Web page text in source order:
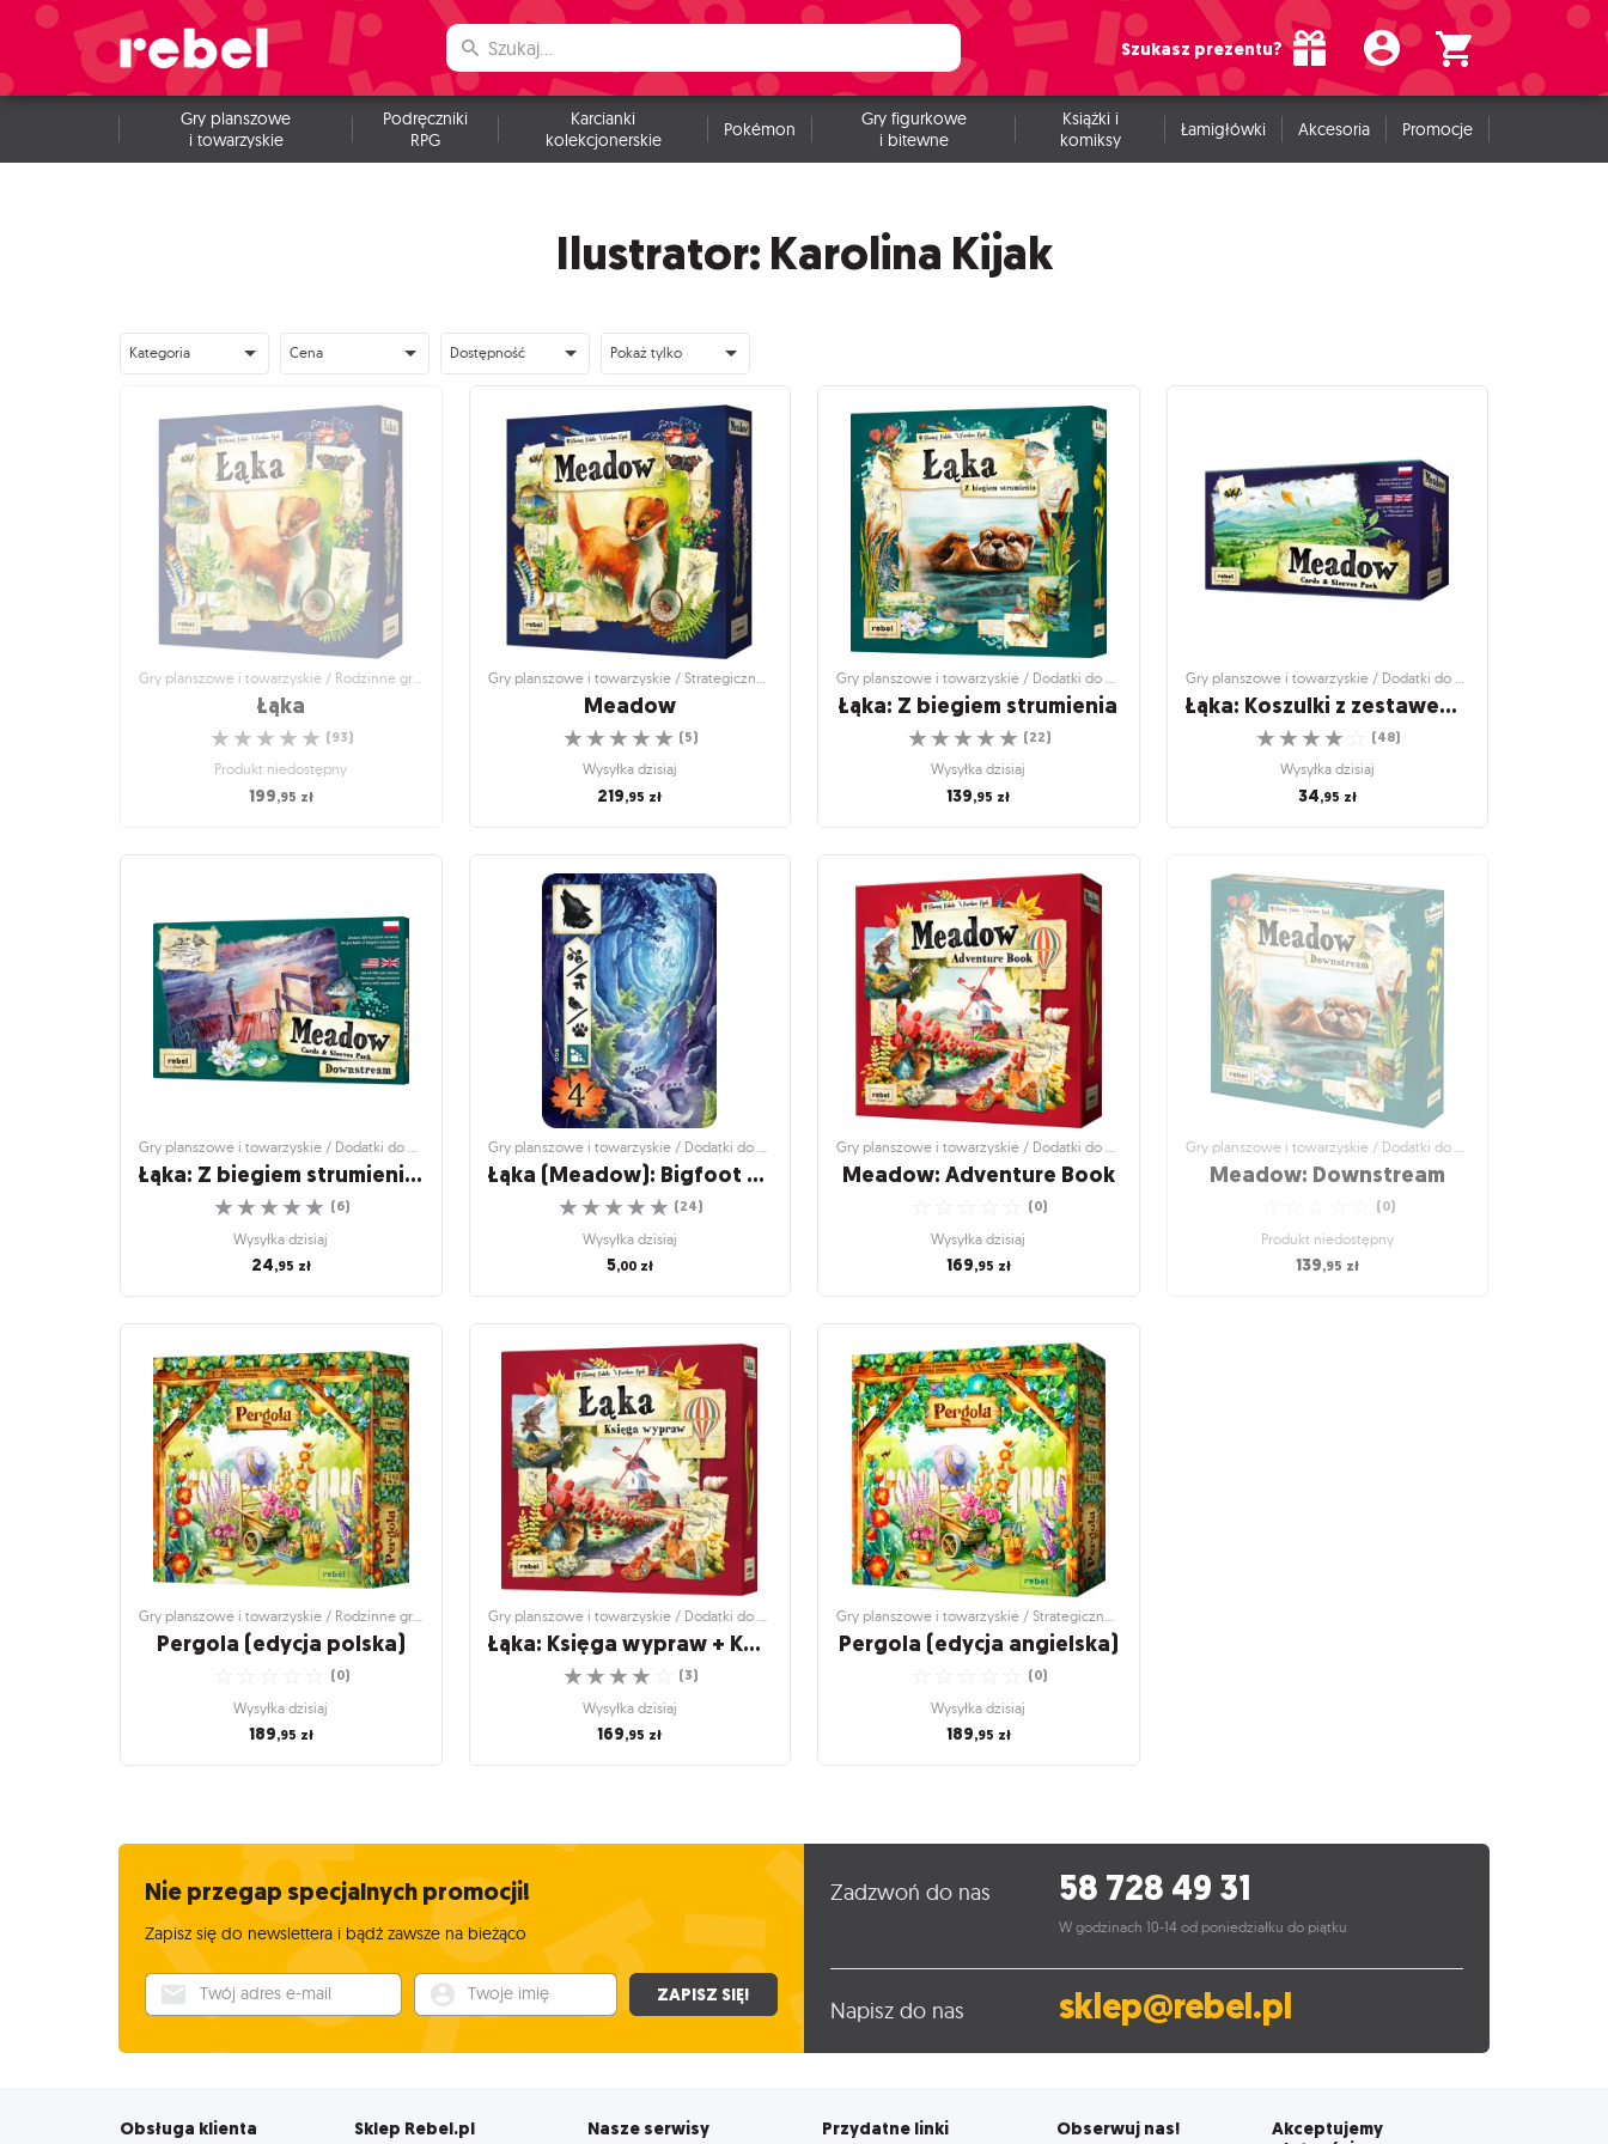
Szukasz prezentu?
Gry planszowe
i towarzyskie
Podręczniki
RPG
Karcianki
kolekcjonerskie
Pokémon
Gry figurkowe
i bitewne
Książki i
komiksy
Łamigłówki Akcesoria Promocje
Ilustrator: Karolina Kijak
Kategoria Cena Dostępność Pokaż tylko
Łąka
☆
☆
☆
☆
☆ (93)
Produkt niedostępny
199,95 zł
Niezwykłe spotkania z naturą!
☆
☆
☆
☆
☆ (93)
Produkt niedostępny
199,95zł
Meadow
☆
☆
☆
☆
☆ (5)
Wysyłka dzisiaj
219,95 zł
Meadow
Start your journey into nature!
☆
☆
☆
☆
☆ (5 )
Wysyłka dzisiaj
219,95zł
Łąka: Z biegiem strumienia
☆
☆
☆
☆
☆ (22)
Wysyłka dzisiaj
139,95 zł
Łąka: Z biegiem strumienia
Obserwuj wodną faunę i florę!
☆
☆
☆
☆
☆ (22)
Wysyłka dzisiaj
139,95 zł
Łąka: Koszulki z zestawem kart
☆
☆
☆
☆ (48)
Wysyłka dzisiaj
34,95 zł
Łąka: Koszulki z zestawem
kart
Ochroń swoją Łąkę i odkryj nowe karty!
☆
☆
☆
☆
☆ (48 )
Wysyłka dzisiaj
34,95zł
Łąka: Z biegiem strumienia - Koszulki z zestawem kart
☆
☆
☆
☆
☆ (6)
Wysyłka dzisiaj
24,95 zł
Koszulki z zestawem kart
Ochroń swój dodatek do Łąki i odkryj nowe
karty!
☆
☆
☆
☆
☆ (6)
Wysyłka dzisiaj
24,95zł
Łąka (Meadow): Bigfoot Promo Card
☆
☆
☆
☆
☆ (24)
Wysyłka dzisiaj
5,00 zł
Łąka (Meadow): Bigfoot
Promo Card
Dodatkowa karta do gry Łąka
☆
☆
☆
☆
☆ (24)
Wysyłka dzisiaj
5,00zł
Meadow: Adventure Book
(0)
Wysyłka dzisiaj
169,95 zł
Meadow: Adventure Book
Dive into the breathtaking beauty of nature
☆
☆
☆
☆
☆ (0)
Wysyłka dzisiaj
169,95zł
Meadow: Downstream
(0)
Produkt niedostępny
139,95 zł
Pergola (edycja polska)
(0)
Wysyłka dzisiaj
189,95 zł
Strategiczne wyzwanie w przepięknej
☆
☆
☆
☆
☆ 0)
Wysyłka dzisiaj
189,95zł
Łąka: Księga wypraw + Koperta O
☆
☆
☆
☆ (3)
Wysyłka dzisiaj
169,95 zł
Otwórz księgę i daj się porwać przygodzie!
☆
Wysyłka dzisiaj
169 ,95
Pergola (edycja angielska)
(0)
Wysyłka dzisiaj
189,95 zł
☆
☆
☆
☆
189
Nie przegap specjalnych promocji!
Zapisz się do newslettera i bądź zawsze na bieżąco
Twój adres e-mail Twoje imię ZAPISZ SIĘ!
Zadzwoń do nas 58 728 49 31
W godzinach 10-14 od poniedziałku do piątku
Napisz do nas sklep@rebel.pl
Obsługa klienta Sklep Rebel.pl Nasze serwisy Przydatne linki Obserwuj nas!
Akceptujemy